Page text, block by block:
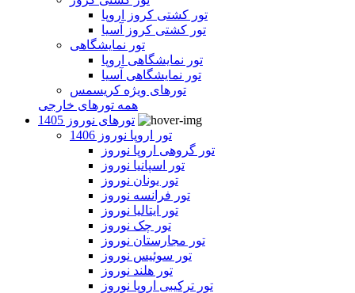
تور کشتی کروز اروپا
تور کشتی کروز آسیا
تور نمایشگاهی
تور نمایشگاهی اروپا
تور نمایشگاهی آسیا
تورهای ویژه کریسمس
همه تورهای خارجی
تورهای نوروز 1405
تور اروپا نوروز 1406
تور گروهی اروپا نوروز
تور اسپانیا نوروز
تور یونان نوروز
تور فرانسه نوروز
تور ایتالیا نوروز
تور چک نوروز
تور مجارستان نوروز
تور سوئیس نوروز
تور هلند نوروز
تور ترکیبی اروپا نوروز